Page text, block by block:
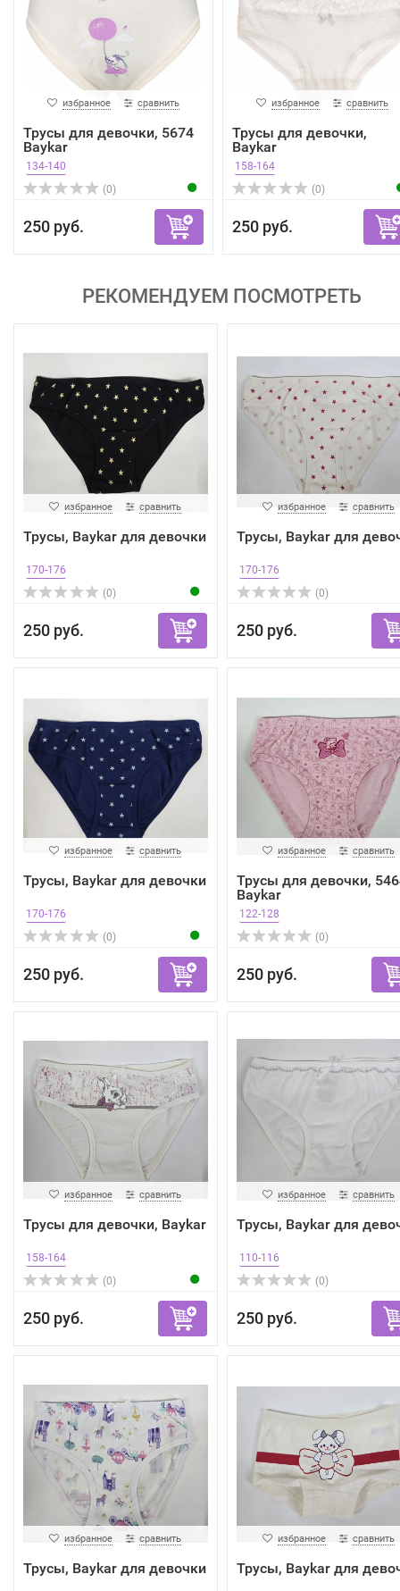
избранное сравнить
Трусы для девочки, 5674
Baykar
134-140
(0)
250 руб.
избранное сравнить
Трусы для девочки,
Baykar
158-164
(0)
250 руб.
РЕКОМЕНДУЕМ ПОСМОТРЕТЬ
избранное сравнить
Трусы, Baykar для девочки
170-176
(0)
250 руб.
избранное сравнить
Трусы, Baykar для
170-176
(0)
250 руб.
избранное сравнить
Трусы, Baykar для девочки
170-176
(0)
250 руб.
избранное сравнить
Трусы для девочки,
Baykar
122-128
(0)
250 руб.
избранное сравнить
Трусы для девочки, Baykar
158-164
(0)
250 руб.
избранное сравнить
Трусы, Baykar для
110-116
(0)
250 руб.
избранное сравнить
Трусы, Baykar для девочки
избранное сравнить
Трусы, Baykar для